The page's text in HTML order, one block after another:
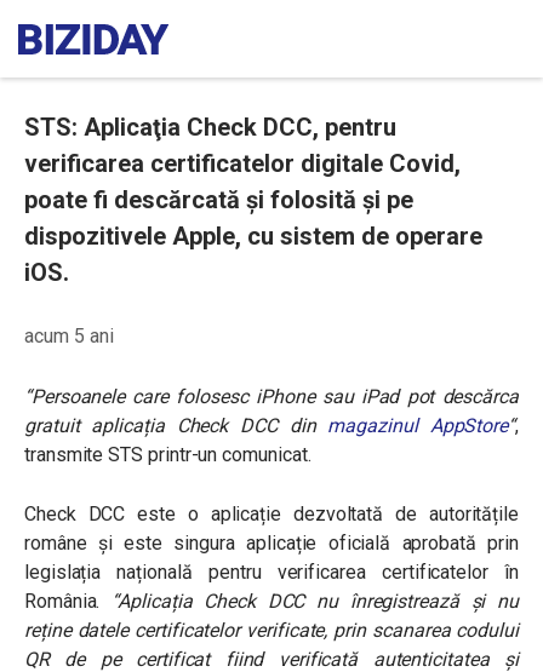
STS: Aplicaţia Check DCC, pentru
verificarea certificatelor digitale Covid,
poate fi descărcată și folosită și pe
dispozitivele Apple, cu sistem de operare
iOS.
acum 5 ani
“Persoanele care folosesc iPhone sau iPad pot descărca
gratuit aplicația Check DCC din magazinul AppStore“,
transmite STS printr-un comunicat.
Check DCC este o aplicație dezvoltată de autoritățile
române și este singura aplicație oficială aprobată prin
legislația națională pentru verificarea certificatelor în
România. “Aplicația Check DCC nu înregistrează și nu
reține datele certificatelor verificate, prin scanarea codului
QR de pe certificat fiind verificată autenticitatea și